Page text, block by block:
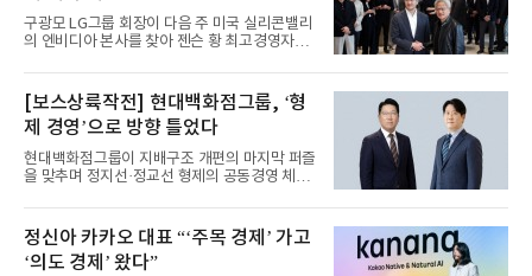
구광모 LG그룹 회장이 다음 주 미국 실리콘밸리
의 엔비디아 본사를 찾아 젠슨 황 최고경영자
[보스상륙작전] 현대백화점그룹, ‘형
제 경영’으로 방향 틀었다
현대백화점그룹이 지배구조 개편의 마지막 퍼즐
을 맞추며 정지선·정교선 형제의 공동경영 체제
정신아 카카오 대표 “‘주목 경제’ 가고
‘의도 경제’ 왔다”